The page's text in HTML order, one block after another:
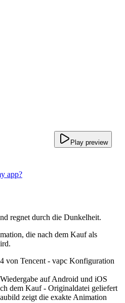
Play preview
app?
regnet durch die Dunkelheit.
die nach dem Kauf als
von Tencent - vapc Konfiguration
auf Android und iOS
dem Kauf - Originaldatei geliefert
zeigt die exakte Animation